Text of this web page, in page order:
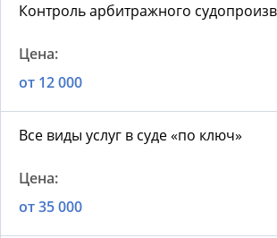
Контроль арбитражного
от 12 000
Все виды услуг в суде «по ключ»
от 35 000